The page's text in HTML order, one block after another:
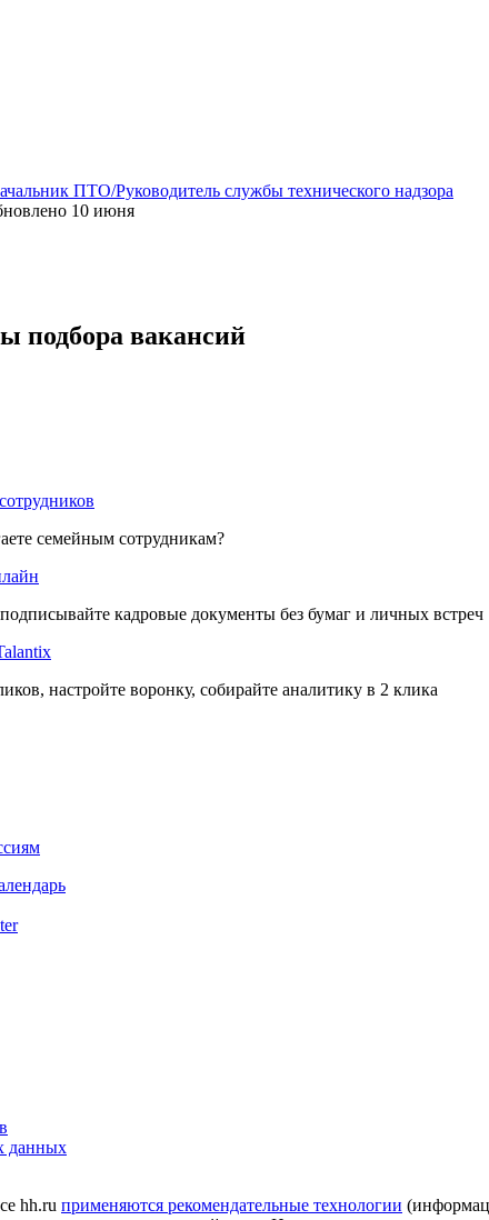
ПТО/Руководитель службы технического надзора
10 июня
подбора вакансий
семейным сотрудникам?
кадровые документы без бумаг и личных встреч
настройте воронку, собирайте аналитику в 2 клика
данных
hh.ru применяются рекомендательные технологии